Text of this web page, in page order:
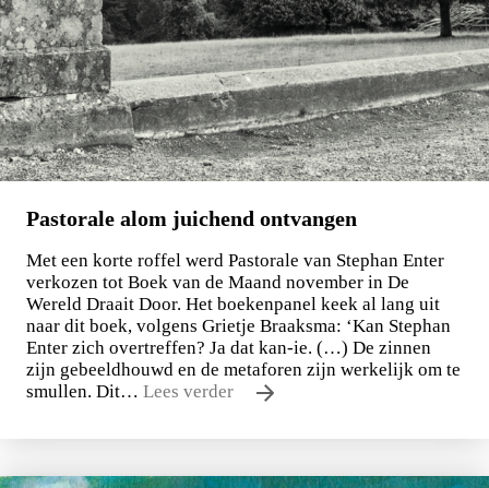
Pastorale alom juichend ontvangen
Met een korte roffel werd Pastorale van Stephan Enter
verkozen tot Boek van de Maand november in De
Wereld Draait Door. Het boekenpanel keek al lang uit
naar dit boek, volgens Grietje Braaksma: ‘Kan Stephan
Enter zich overtreffen? Ja dat kan-ie. (…) De zinnen
zijn gebeeldhouwd en de metaforen zijn werkelijk om te
smullen. Dit… Lees verder